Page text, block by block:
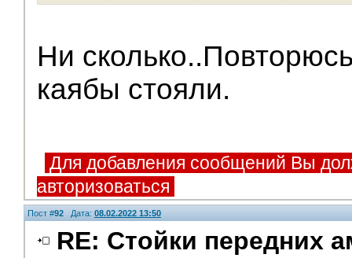
Ни
каябы стояли.
Для добавления сообщений Вы
авторизоваться
Пост #92 Дата: 08.02.2022 13:50
RE: Стойки передних